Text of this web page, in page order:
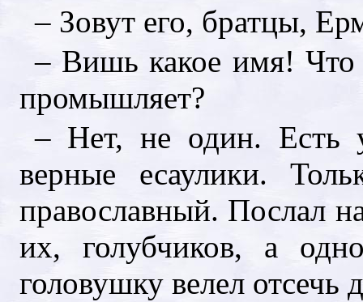
– Зовут его, братцы,
– Вишь какое имя!
промышляет?
– Нет, не один. Есть
верные есаулики.
православный. Послал
их, голубчиков, а
головушку велел отсечь